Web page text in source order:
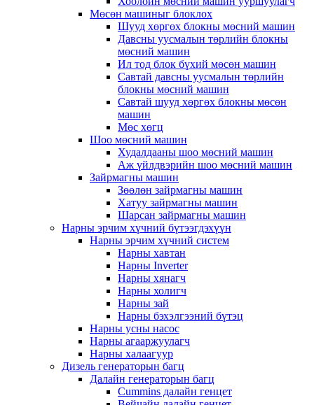
Мөсөн машиныг блоклох
Шууд хөргөх блокны мөсний машин
Давсны уусмалын төрлийн блокны
мөсний машин
Ил тод блок бүхий мөсөн машин
Савтай давсны уусмалын төрлийн
блокны мөсний машин
Савтай шууд хөргөх блокны мөсөн
машин
Мөс хөгц
Шоо мөсний машин
Худалдааны шоо мөсний машин
Аж үйлдвэрийн шоо мөсний машин
Зайрмагны машин
Зөөлөн зайрмагны машин
Хатуу зайрмагны машин
Шарсан зайрмагны машин
Нарны эрчим хүчний бүтээгдэхүүн
Нарны эрчим хүчний систем
Нарны хавтан
Нарны Inverter
Нарны хянагч
Нарны холигч
Нарны зай
Нарны бэхэлгээний бүтэц
Нарны усны насос
Нарны агааржуулагч
Нарны халаагуур
Дизель генераторын багц
Далайн генераторын багц
Cummins далайн генцет